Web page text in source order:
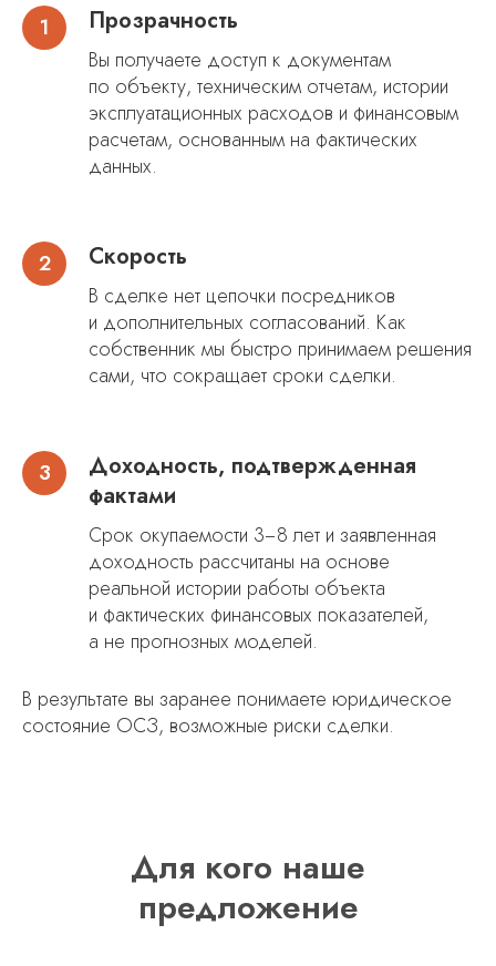
Прозрачность
Вы получаете доступ к документам
по объекту, техническим отчетам, истории
эксплуатационных расходов и финансовым
расчетам, основанным на фактических
данных.
Скорость
В сделке нет цепочки посредников
и дополнительных согласований. Как
собственник мы быстро принимаем решения
сами, что сокращает сроки сделки.
Доходность, подтвержденная
фактами
Срок окупаемости 3−8 лет и заявленная
доходность рассчитаны на основе
реальной истории работы объекта
и фактических финансовых показателей,
а не прогнозных моделей.
В результате вы заранее понимаете юридическое
состояние ОСЗ, возможные риски сделки.
Для кого наше
предложение